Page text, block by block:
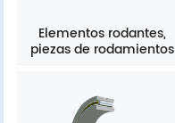
Elementos rodantes,
piezas de rodamientos